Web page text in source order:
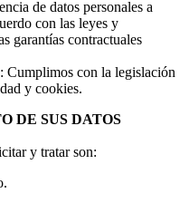
de datos personales a
con las leyes y
garantías contractuales
: Cumplimos con la legislación
y cookies.
DE SUS DATOS
y tratar son: